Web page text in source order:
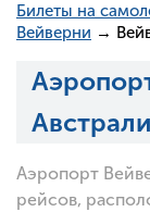
Билеты на
Вейверни →
Аэропорт
рейсов,